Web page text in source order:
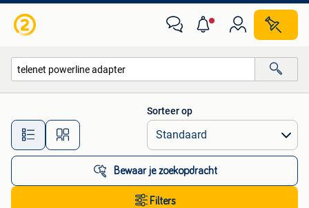
Alle afstanden…
Sorteer op
Bewaar je zoekopdracht
Filters